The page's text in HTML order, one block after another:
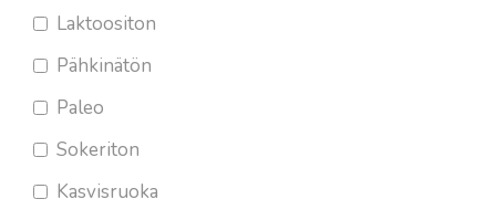
Laktoositon
Pähkinätön
Paleo
Sokeriton
Kasvisruoka